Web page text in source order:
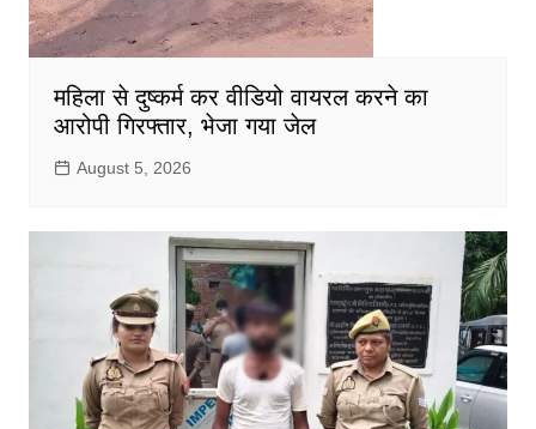
महिला से दुष्कर्म कर वीडियो वायरल करने का
आरोपी गिरफ्तार, भेजा गया जेल
August 5, 2026